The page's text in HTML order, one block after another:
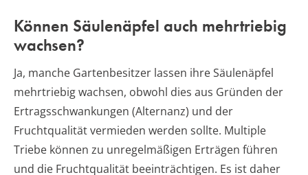
Können Säulenäpfel auch mehrtriebig
wachsen?
Ja, manche Gartenbesitzer lassen ihre Säulenäpfel
mehrtriebig wachsen, obwohl dies aus Gründen der
Ertragsschwankungen (Alternanz) und der
Fruchtqualität vermieden werden sollte. Multiple
Triebe können zu unregelmäßigen Erträgen führen
und die Fruchtqualität beeinträchtigen. Es ist daher